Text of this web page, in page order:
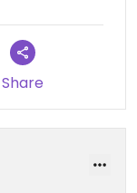
Share